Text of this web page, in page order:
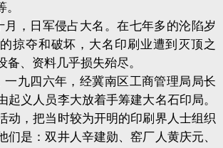
月，日军侵占大名。在七年多的沦陷岁
掠夺和破坏，大名印刷业遭到灭顶之
备、资料几乎损失殆尽。
一九四六年，经冀南区工商管理局局长
起义人员李大放着手筹建大名石印局。
动，把当时较为开明的印刷界人士组织
们是：双井人辛建勋、窑厂人黄庆元、